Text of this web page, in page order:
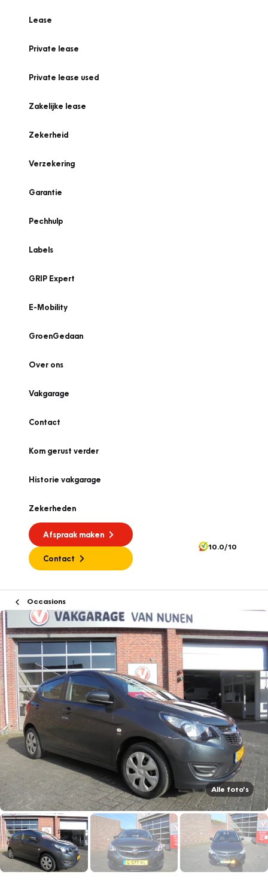
Lease
Private lease
Private lease used
Zakelijke lease
Zekerheid
Verzekering
Garantie
Pechhulp
Labels
GRIP Expert
E-Mobility
GroenGedaan
Over ons
Vakgarage
Contact
Kom gerust verder
Historie vakgarage
Zekerheden
Afspraak maken
Contact
10.0/10
Occasions
Alle foto's